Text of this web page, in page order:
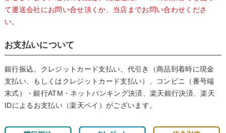
て運送会社にお問い合せ頂くか、当店までお問い合わせくださ
い。
お支払いについて
銀行振込、クレジットカード支払い、代引き（商品到着時に現金
支払い、もしくはクレジットカード支払い）、コンビニ（番号端
末式）・銀行ATM・ネットバンキング決済、楽天銀行決済、楽天
IDによるお支払い（楽天ペイ）がございます。